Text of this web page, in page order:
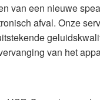
van een nieuwe
afval. Onze
van het